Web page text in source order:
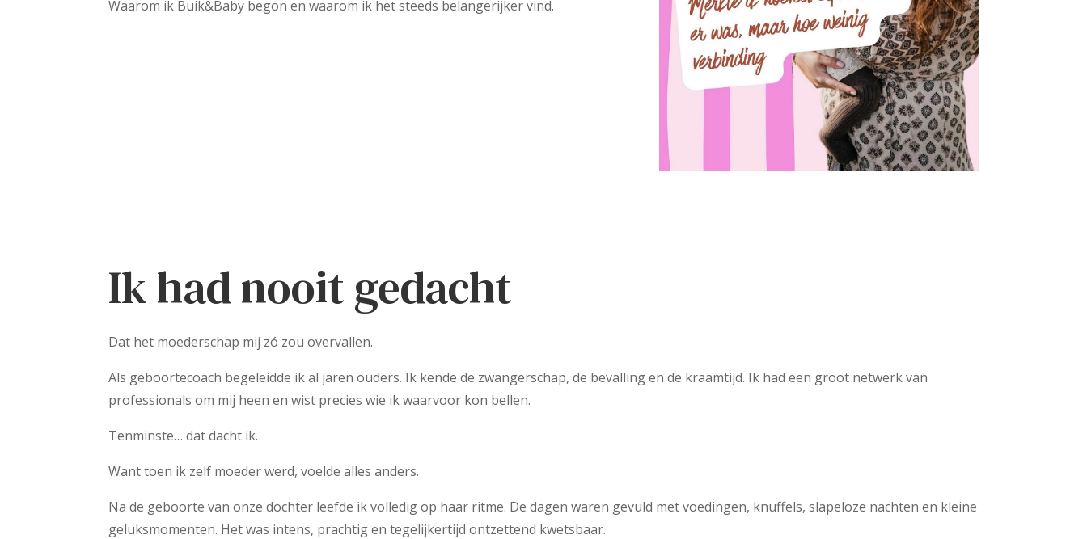
Waarom ik Buik&Baby begon en waarom ik het steeds belangerijker vind.
Ik had nooit gedacht
Dat het moederschap mij zó zou overvallen.
Als geboortecoach begeleidde ik al jaren ouders. Ik kende de zwangerschap, de bevalling en de kraamtijd. Ik had een groot netwerk van
professionals om mij heen en wist precies wie ik waarvoor kon bellen.
Tenminste… dat dacht ik.
Want toen ik zelf moeder werd, voelde alles anders.
Na de geboorte van onze dochter leefde ik volledig op haar ritme. De dagen waren gevuld met voedingen, knuffels, slapeloze nachten en kleine
geluksmomenten. Het was intens, prachtig en tegelijkertijd ontzettend kwetsbaar.